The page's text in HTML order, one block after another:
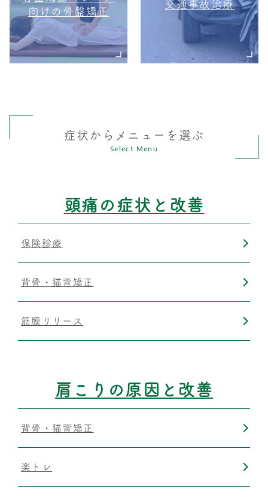
向けの骨盤矯正
交通事故治療
症状からメニューを選ぶ
Select Menu
頭痛の症状と改善
保険診療
背骨・猫背矯正
筋膜リリース
肩こりの原因と改善
背骨・猫背矯正
楽トレ